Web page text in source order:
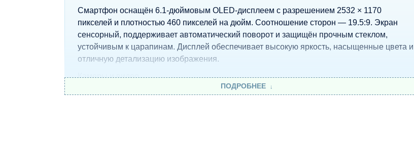
Смартфон оснащён 6.1-дюймовым OLED-дисплеем с разрешением 2532 × 1170
пикселей и плотностью 460 пикселей на дюйм. Соотношение сторон — 19.5:9. Экран
сенсорный, поддерживает автоматический поворот и защищён прочным стеклом,
устойчивым к царапинам. Дисплей обеспечивает высокую яркость, насыщенные цвета и
отличную детализацию изображения.
Камеры и видео
Основная камера состоит из двух модулей:
ПОДРОБНЕЕ